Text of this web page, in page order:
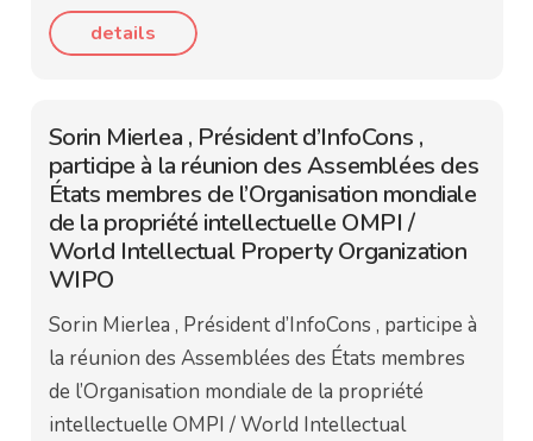
details
Sorin Mierlea , Président d’InfoCons ,
participe à la réunion des Assemblées des
États membres de l’Organisation mondiale
de la propriété intellectuelle OMPI /
World Intellectual Property Organization
WIPO
Sorin Mierlea , Président d’InfoCons , participe à
la réunion des Assemblées des États membres
de l’Organisation mondiale de la propriété
intellectuelle OMPI / World Intellectual